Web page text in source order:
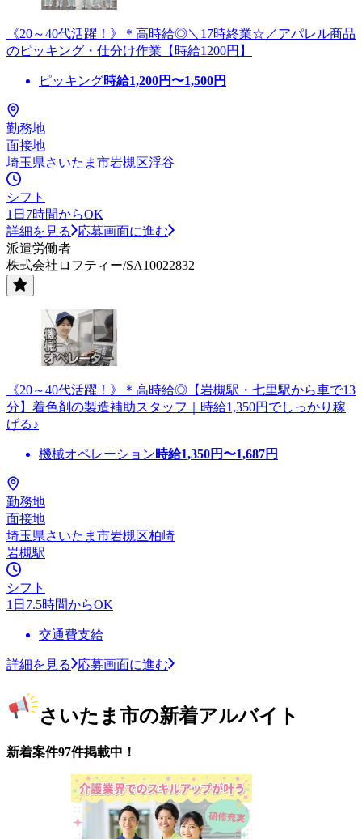
《20～40代活躍！》＊高時給◎＼17時終業☆／アパレル商品
のピッキング・仕分け作業【時給1200円】
ピッキング時給1,200円〜1,500円
勤務地
面接地
埼玉県さいたま市岩槻区浮谷
シフト
1日7時間からOK
詳細を見る
応募画面に進む
派遣労働者
株式会社ロフティー/SA10022832
《20～40代活躍！》＊高時給◎【岩槻駅・七里駅から車で13
分】着色剤の製造補助スタッフ｜時給1,350円でしっかり稼
げる♪
機械オペレーション時給1,350円〜1,687円
勤務地
面接地
埼玉県さいたま市岩槻区柏崎
岩槻駅
シフト
1日7.5時間からOK
交通費支給
詳細を見る 応募画面に進む
さいたま市の新着アルバイト
新着案件97件掲載中！